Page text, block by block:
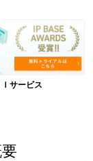
サービス